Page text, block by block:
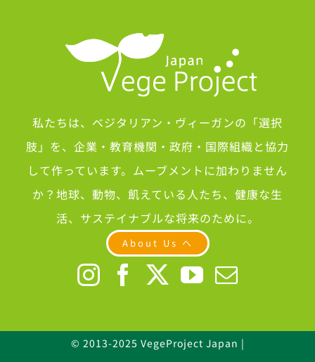
私たちは、ベジタリアン・ヴィーガンの「選択
肢」を、企業・教育機関・政府・国際組織と協力
して作っています。ムーブメントに加わりません
か？地球、動物、飢えている人たち、健康な生
活、サステイナブルな将来のために。
About Us へ
© 2013-2025 VegeProject Japan |